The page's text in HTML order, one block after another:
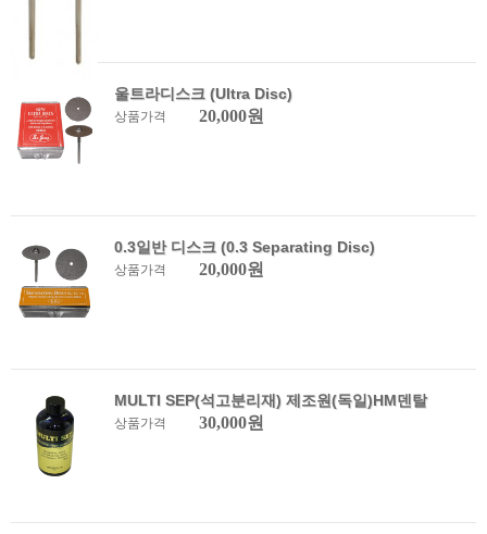
울트라디스크 (Ultra Disc)
상품가격 20,000원
0.3일반 디스크 (0.3 Separating Disc)
상품가격 20,000원
MULTI SEP(석고분리재) 제조원(독일)HM덴탈
상품가격 30,000원